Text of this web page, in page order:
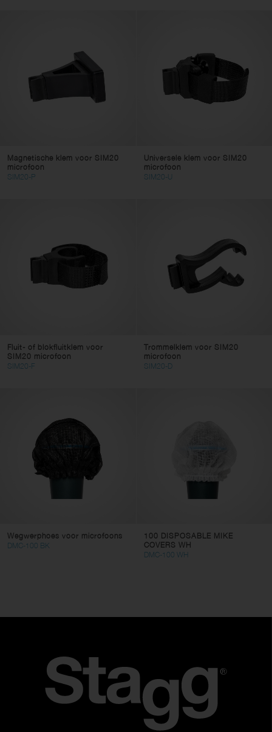
Magnetische klem voor SIM20
microfoon
SIM20-P
Universele klem voor SIM20
microfoon
SIM20-U
Fluit- of blokfluitklem voor
SIM20 microfoon
SIM20-F
Trommelklem voor SIM20
microfoon
SIM20-D
Wegwerphoes voor microfoons
DMC-100 BK
100 DISPOSABLE MIKE
COVERS WH
DMC-100 WH